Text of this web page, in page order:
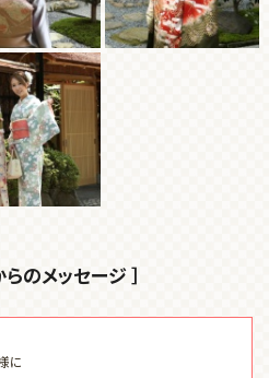
らのメッセージ ］
に